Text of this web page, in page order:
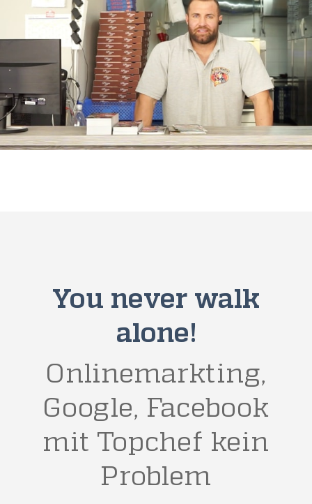
You never walk
alone!
Onlinemarkting,
Google, Facebook
mit Topchef kein
Problem